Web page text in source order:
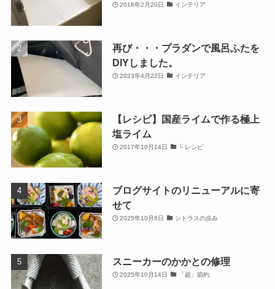
2018年2月20日 インテリア
再び・・・プラダンで風呂ふたを
DIYしました。
2023年4月22日 インテリア
【レシピ】国産ライムで作る極上
塩ライム
2017年10月14日 └ レシピ
ブログサイトのリニューアルに寄
せて
2025年10月6日 シトラスの歩み
スニーカーのかかとの修理
2025年10月14日 「超」節約